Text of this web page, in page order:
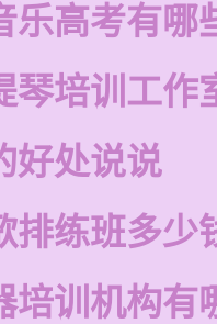
乐高考有哪
琴培训工作
好处说说
排练班多少
培训机构有